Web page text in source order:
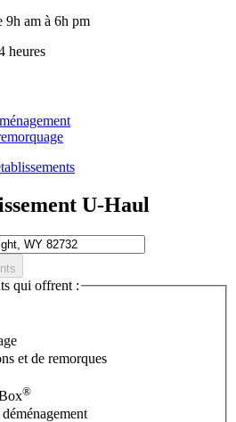
9h am à 6h pm
heures
U-Haul
qui offrent :
et de remorques
®